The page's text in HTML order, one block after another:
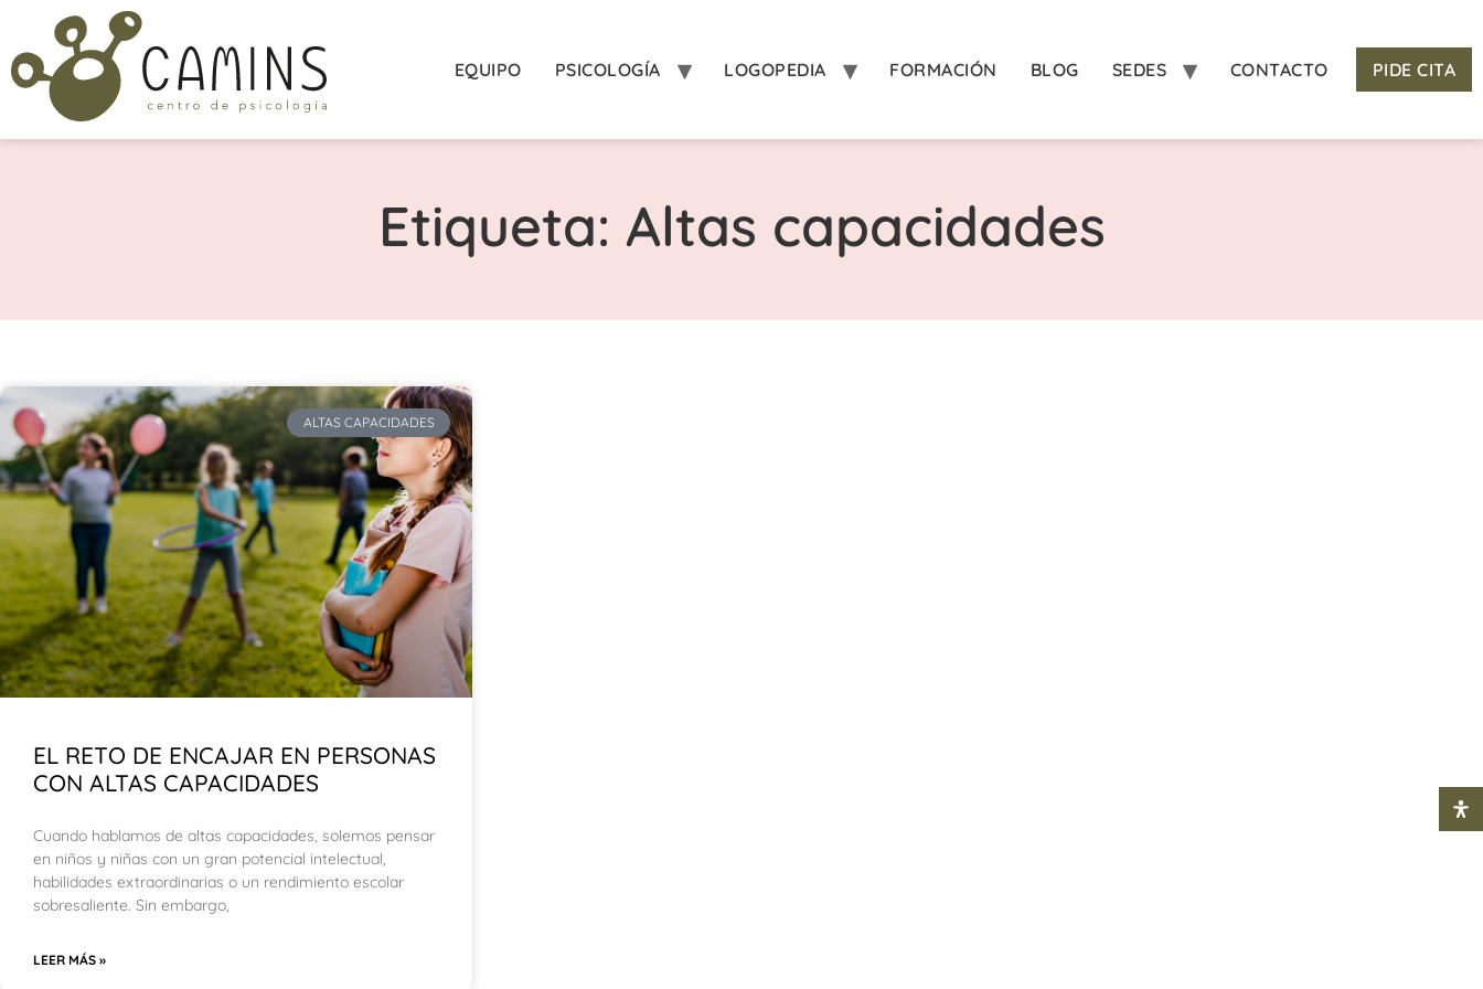
EQUIPO PSICOLOGÍA LOGOPEDIA FORMACIÓN BLOG SEDES CONTACTO PIDE CITA
Etiqueta: Altas capacidades
ALTAS CAPACIDADES
EL RETO DE ENCAJAR EN PERSONAS
CON ALTAS CAPACIDADES
Cuando hablamos de altas capacidades, solemos pensar
en niños y niñas con un gran potencial intelectual,
habilidades extraordinarias o un rendimiento escolar
sobresaliente. Sin embargo,
LEER MÁS »